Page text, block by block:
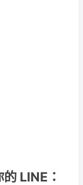
LINE：